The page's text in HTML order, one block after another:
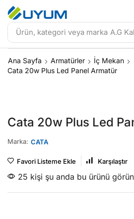
Ürün, kategori veya marka A.G
Ana Sayfa Armatürler
İç Mekan
Cata 20w Plus Led Panel Armatür
Cata 20w Plus Led
Marka: CATA
Favori Listeme Ekle Karşılaştır
25 kişi şu anda bu ürünü